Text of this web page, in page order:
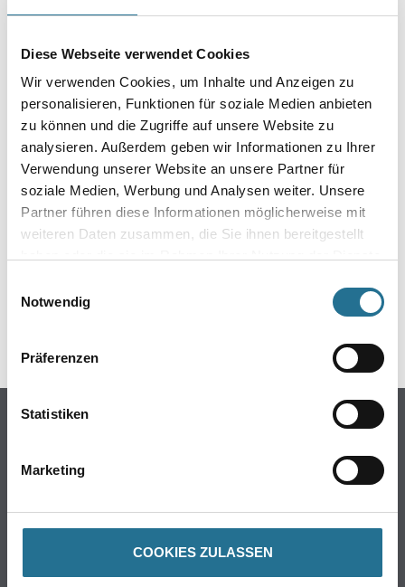
Diese Webseite verwendet Cookies
Wir verwenden Cookies, um Inhalte und Anzeigen zu
personalisieren, Funktionen für soziale Medien anbieten
zu können und die Zugriffe auf unsere Website zu
analysieren. Außerdem geben wir Informationen zu Ihrer
Verwendung unserer Website an unsere Partner für
soziale Medien, Werbung und Analysen weiter. Unsere
Partner führen diese Informationen möglicherweise mit
weiteren Daten zusammen, die Sie ihnen bereitgestellt
Notwendig
Präferenzen
Statistiken
Marketing
COOKIES ZULASSEN
- Universelles Produkt mit gutem Preis-Qualitätsverhältnis
- Das Produkt ist gut geeignet für Anwendungen zum Schleifen
von Füllern und Grundierungen
ZUSATZINFOS
DATENBLÄTTER
Online-Shop
WDV-Systeme
Putze- und Spachtelmassen
Wand- & Deckenbeläge